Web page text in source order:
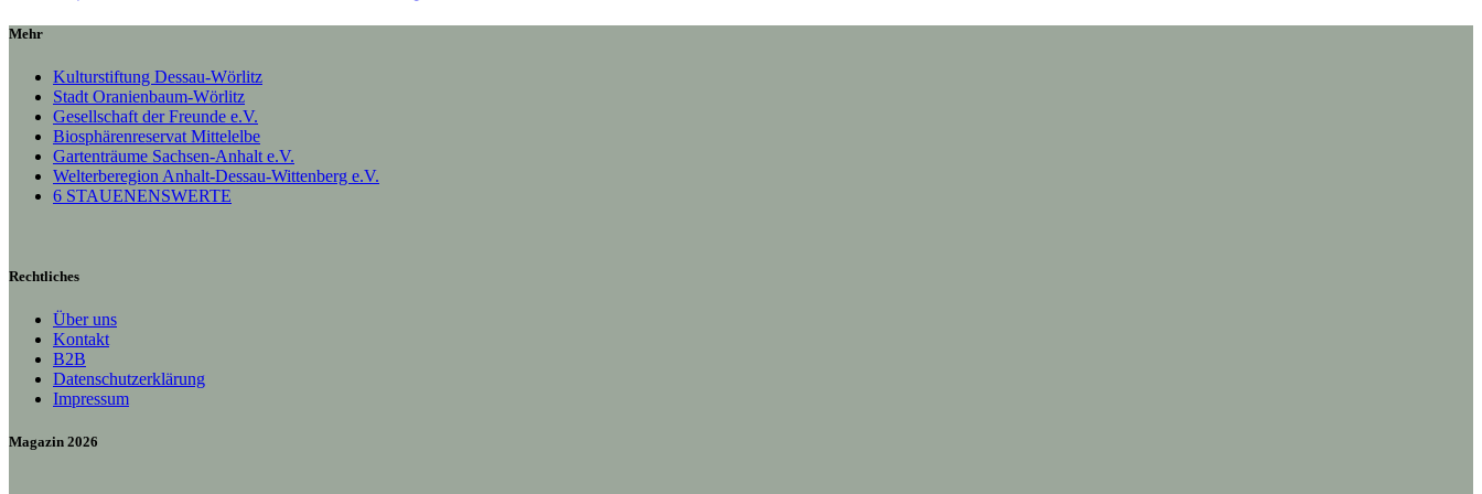
Mehr
Kulturstiftung Dessau-Wörlitz
Stadt Oranienbaum-Wörlitz
Gesellschaft der Freunde e.V.
Biosphärenreservat Mittelelbe
Gartenträume Sachsen-Anhalt e.V.
Welterberegion Anhalt-Dessau-Wittenberg e.V.
6 STAUENENSWERTE
Rechtliches
Über uns
Kontakt
B2B
Datenschutzerklärung
Impressum
Magazin 2026